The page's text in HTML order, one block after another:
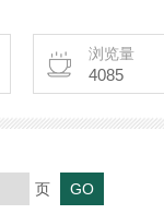
浏览量
4085
页